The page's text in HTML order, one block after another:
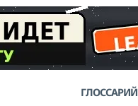
ГЛОССАРИЙ